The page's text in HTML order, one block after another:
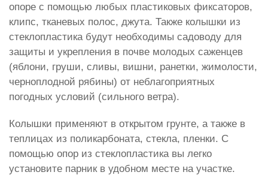
опоре с помощью любых пластиковых фиксаторов,
клипс, тканевых полос, джута. Также колышки из
стеклопластика будут необходимы садоводу для
защиты и укрепления в почве молодых саженцев
(яблони, груши, сливы, вишни, ранетки, жимолости,
черноплодной рябины) от неблагоприятных
погодных условий (сильного ветра).
Колышки применяют в открытом грунте, а также в
теплицах из поликарбоната, стекла, пленки. С
помощью опор из стеклопластика вы легко
установите парник в удобном месте на участке.